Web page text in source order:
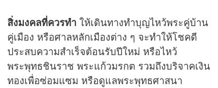
สิ่งมงคลที่ควรทำ ให้เดินทางทำบุญไหว้พระคู่บ้าน
คู่เมือง หรือศาลหลักเมืองต่าง ๆ จะทำให้โชคดี
ประสบความสำเร็จต้อนรับปีใหม่ หรือไหว้
พระพุทธชินราช พระแก้วมรกต รวมถึงบริจาคเงิน
ทองเพื่อซ่อมแซม หรือดูแลพระพุทธศาสนา